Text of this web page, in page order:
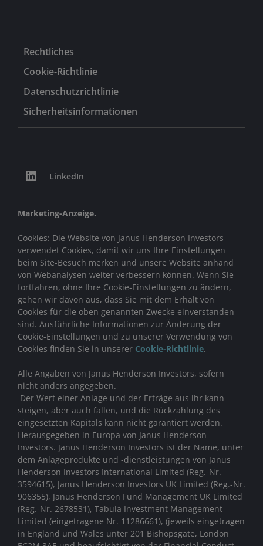
Rechtliches
Cookie-Richtlinie
Datenschutzrichtlinie
Sicherheitsinformationen
LinkedIn
Marketing-Anzeige.
Cookies: Die Website von Janus Henderson Investors
verwendet Cookies, damit wir uns Ihre Einstellungen
beim Site-Besuch merken und unsere Website anhand
von Webanalysen weiter verbessern können. Wenn Sie
fortfahren, ohne Ihre Cookie-Einstellungen zu ändern,
gehen wir davon aus, dass Sie mit dem Erhalt von
Cookies für die oben genannten Zwecke einverstanden
sind. Ausführliche Informationen zur Änderung der
Cookie-Einstellungen und zu unserer Verwendung von
Cookies finden Sie in unserer Cookie-Richtlinie.
Alle Angaben von Janus Henderson Investors, sofern
nicht anders angegeben.
Der Wert einer Anlage und der Erträge aus ihr kann
steigen, aber auch fallen, und die Rückzahlung des
eingesetzten Kapitals kann nicht garantiert werden.
Herausgegeben in Europa von Janus Henderson
Investors. Janus Henderson Investors ist der Name, unter
dem Anlageprodukte und -dienstleistungen von Janus
Henderson Investors International Limited (Reg.-Nr.
3594615), Janus Henderson Investors UK Limited (Reg.-Nr.
906355), Janus Henderson Fund Management UK Limited
(Reg.-Nr. 2678531), Tabula Investment Management
Limited (eingetragene Nr. 11286661), (jeweils eingetragen
in England und Wales unter 201 Bishopsgate, London